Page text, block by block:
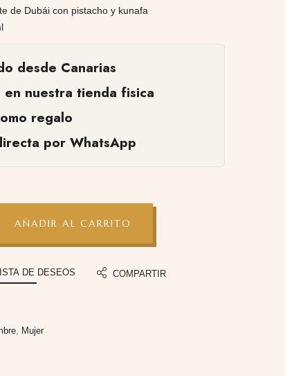
de Dubái con pistacho y kunafa
desde Canarias
en nuestra tienda fisica
regalo
por WhatsApp
AÑADIR AL CARRITO
DE DESEOS COMPARTIR
,
Mujer